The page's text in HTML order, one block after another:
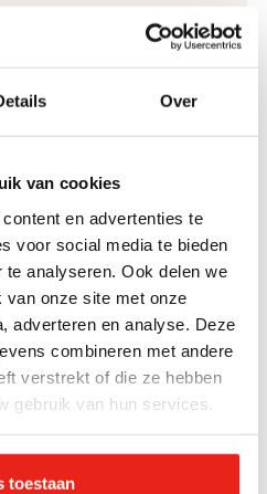
Over
van cookies
en advertenties te
voor social media te bieden
analyseren. Ook delen we
van onze site met onze
adverteren en analyse. Deze
combineren met andere
verstrekt of die ze hebben
gebruik van hun services.
toestaan
verslaafd zijn. Vaak
ook mee. Ze
geen sociaal
ze ook een relatie
vinden bewoners
Soms leidt dit
middelen. Samen met
aan de slag om
en een passende
uursbegeleiding